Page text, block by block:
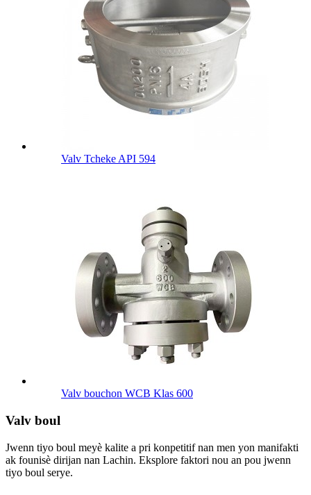
Valv Tcheke API 594
Valv bouchon WCB Klas 600
Valv boul
Jwenn tiyo boul meyè kalite a pri konpetitif nan men yon manifakti
ak founisè dirijan nan Lachin. Eksplore faktori nou an pou jwenn
tiyo boul serye.